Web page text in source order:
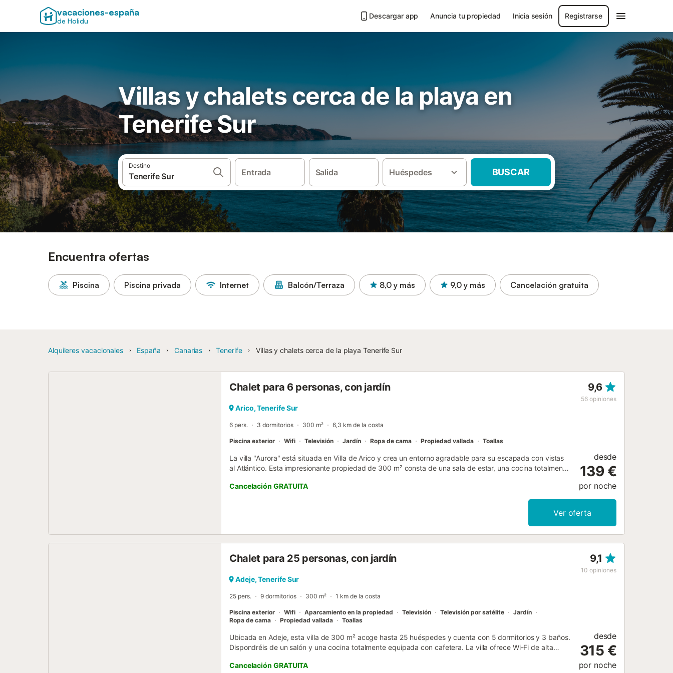
vacaciones-españa
de Holidu
Descargar app Anuncia tu propiedad Inicia sesión Registrarse
Villas y chalets cerca de la playa en
Tenerife Sur
Destino
Entrada Salida Huéspedes BUSCAR
Encuentra ofertas
Piscina Piscina privada Internet Balcón/Terraza 8,0 y más 9,0 y más Cancelación gratuita
Alquileres vacacionales España Canarias Tenerife Villas y chalets cerca de la playa Tenerife Sur
Chalet para 6 personas, con jardín 9,6
56 opiniones
Arico, Tenerife Sur
6 pers. 3 dormitorios 300 m² 6,3 km de la costa
Piscina exterior Wifi Televisión Jardín Ropa de cama Propiedad vallada Toallas
La villa "Aurora" está situada en Villa de Arico y crea un entorno agradable para su escapada con vistas
al Atlántico. Esta impresionante propiedad de 300 m² consta de una sala de estar, una cocina totalmente
comodidades adicionales incluyen Wi-Fi de alta velocidad (apto para videollamadas), un espacio de
trabajo, una televisión, un ventilador y una lavadora. También hay una mesa de ping-pong a su
disposición, así como una cuna y una trona. Además, esta villa cuenta con un oasis privado al aire libre
cubiertas y descubiertas amuebladas para comer al aire libre, balcón, barbacoa, parque infantil y ducha
de San Miguel de Tajao. Hay aparcamiento gratuito en la calle. Se admiten familias con niños. No se
en la zona de la piscina (hay toallas designadas para la piscina disponibles) y que no laven las toallas ni
Cancelación GRATUITA
desde
139 €
por noche
Ver oferta
Chalet para 25 personas, con jardín 9,1
10 opiniones
Adeje, Tenerife Sur
25 pers. 9 dormitorios 300 m² 1 km de la costa
Piscina exterior Wifi Aparcamiento en la propiedad Televisión Televisión por satélite
Jardín
Ropa de cama
Propiedad vallada Toallas
Ubicada en Adeje, esta villa de 300 m² acoge hasta 25 huéspedes y cuenta con 5 dormitorios y 3 baños.
Dispondréis de un salón y una cocina totalmente equipada con cafetera. La villa ofrece Wi-Fi de alta
comodidad. Salid al exterior y disfrutad del jardín privado, terraza cubierta y balcón con impresionantes
Cancelación GRATUITA
desde
315 €
por noche